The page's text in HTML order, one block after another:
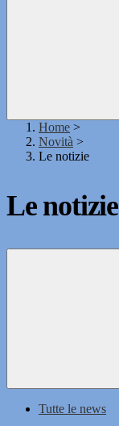
Home >
Novità >
Le notizie
Le notizie
Tutte le news